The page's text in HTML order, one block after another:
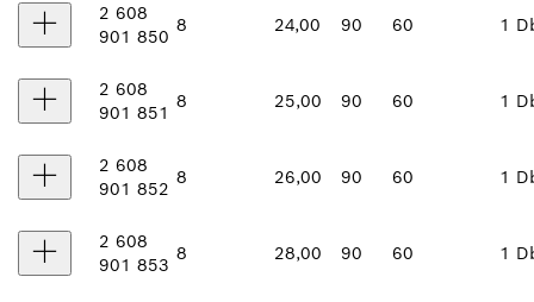
2 608
901 850
8 24,00 90 60 1
2 608
901 851
8 25,00 90 60 1
2 608
901 852
8 26,00 90 60 1
2 608
901 853
8 28,00 90 60 1